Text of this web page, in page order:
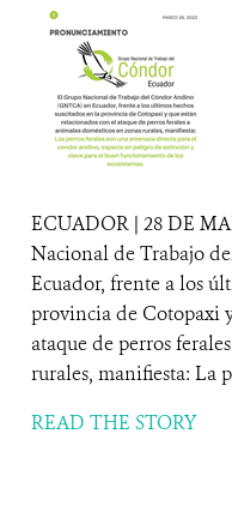
ECUADOR | 28 DE
Nacional de Trabajo
Ecuador, frente a los
provincia de Cotopaxi
ataque de perros
rurales, manifiesta: La
READ THE STORY